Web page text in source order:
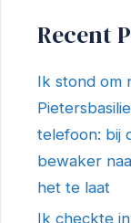
Recent
Ik stond om
telefoon: bij
bewaker
het te laat
Ik checkte